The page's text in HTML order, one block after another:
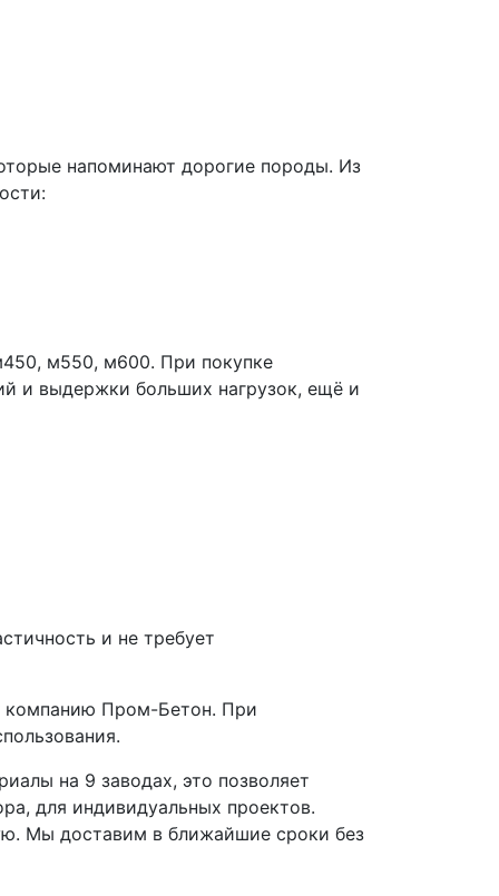
напоминают дорогие породы. Из
м550, м600. При покупке
и выдержки больших нагрузок, ещё и
и не требует
компанию Пром-Бетон. При
на 9 заводах, это позволяет
для индивидуальных проектов.
Мы доставим в ближайшие сроки без